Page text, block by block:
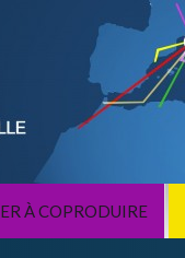
À COPRODUIRE